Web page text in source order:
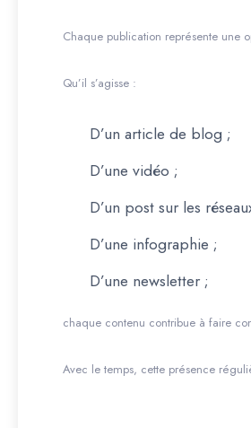
Chaque publication représente une
Qu’il s’agisse :
D’un article de blog ;
D’une vidéo ;
D’un post sur les
D’une infographie ;
D’une newsletter ;
chaque contenu contribue à faire
Avec le temps, cette présence